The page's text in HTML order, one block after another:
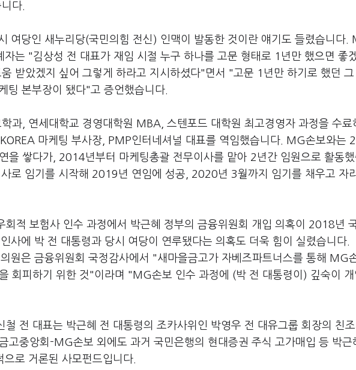
다.
여당인 새누리당(국민의힘 전신) 인맥이 발동한 것이란 얘기도 들렸습니다.
는 "김상성 전 대표가 재임 시절 누구 하나를 고문 형태로 1년만 했으면 좋
받았겠지 싶어 그렇게 하라고 지시하셨다"면서 "고문 1년만 하기로 했던 그
팅 본부장이 됐다"고 증언했습니다.
과, 연세대학교 경영대학원 MBA, 스텐포드 대학원 최고경영자 과정을 수료
마케팅 부사장, PMP인터네셔널 대표를 역임했습니다. MG손보와는
을 쌓다가, 2014년부터 마케팅총괄 전무이사를 맡아 2년간 임원으로 활동했
로 임기를 시작해 2019년 연임에 성공, 2020년 3월까지 임기를 채우고 자
회적 보험사 인수 과정에서 박근혜 정부의 금융위원회 개입 의혹이 2018년
사에 박 전 대통령과 당시 여당이 연루됐다는 의혹도 더욱 힘이 실렸습니다.
원은 금융위원회 국정감사에서 "새마을금고가 자베즈파트너스를 통해 MG
회피하기 위한 것"이라며 "MG손보 인수 과정에 (박 전 대통령이) 깊숙이 개
철 전 대표는 박근혜 전 대통령의 조카사위인 박영우 전 대유그룹 회장의 친조
고중앙회-MG손보 외에도 과거 국민은행의 현대증권 주식 고가매입 등 박근
로 거론된 사모펀드입니다.